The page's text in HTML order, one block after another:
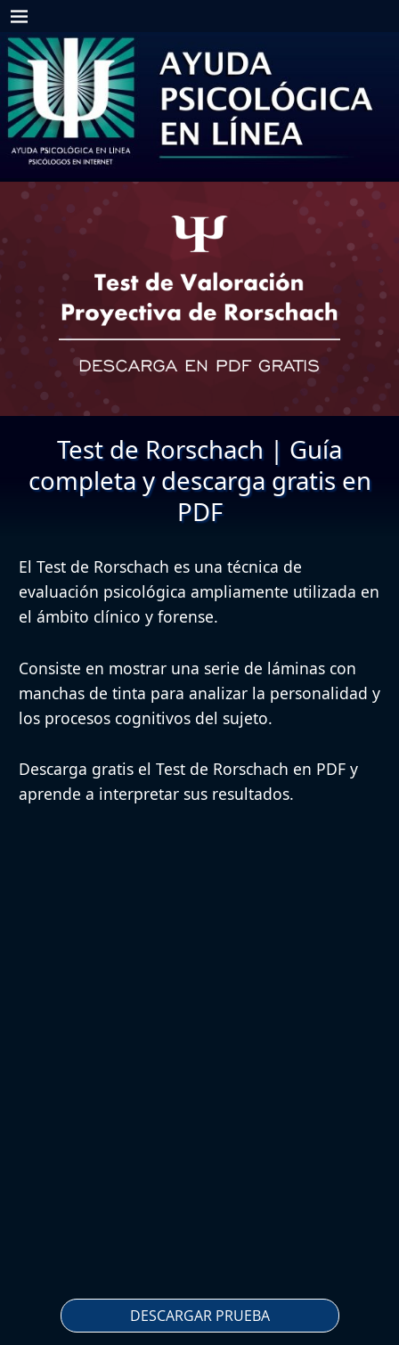
Test de Rorschach | Guía
completa y descarga gratis en
PDF
El Test de Rorschach es una técnica de
evaluación psicológica ampliamente utilizada en
el ámbito clínico y forense.
Consiste en mostrar una serie de láminas con
manchas de tinta para analizar la personalidad y
los procesos cognitivos del sujeto.
Descarga gratis el Test de Rorschach en PDF y
aprende a interpretar sus resultados.
DESCARGAR PRUEBA